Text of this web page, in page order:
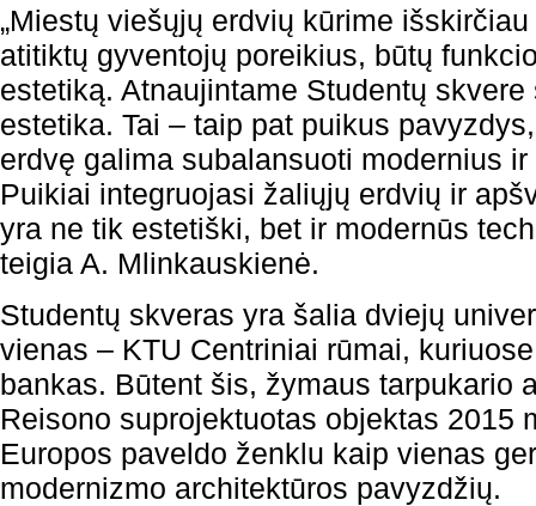
„Miestų viešųjų erdvių kūrime
atitiktų gyventojų poreikius, būtų
estetiką. Atnaujintame Studentų
estetika. Tai – taip pat puikus
erdvę galima subalansuoti modernius
Puikiai integruojasi žaliųjų erdvių ir
yra ne tik estetiški, bet ir modernūs
teigia A. Mlinkauskienė.
Studentų skveras yra šalia dviejų
vienas – KTU Centriniai rūmai,
bankas. Būtent šis, žymaus tarpukario
Reisono suprojektuotas objektas 2015
Europos paveldo ženklu kaip vienas
modernizmo architektūros pavyzdžių.